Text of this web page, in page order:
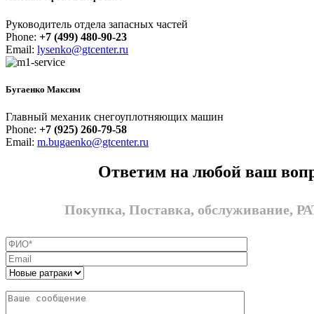
Руководитель отдела запасных частей
Phone: +7 (499) 480-90-23
Email: lysenko@gtcenter.ru
Бугаенко Максим
Главный механик снегоуплотняющих машин
Phone: +7 (925) 260-79-58
Email: m.bugaenko@gtcenter.ru
Ответим на любой ваш
Покупка, Поставка, обслуживание,